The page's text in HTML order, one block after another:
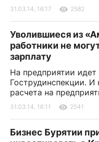
31.03.14, 16:17 2582
Уволившиеся из
работники не
зарплату
На предприятии идет
Гострудинспекции. И
расчета на
31.03.14, 16:11 2541
Бизнес Бурятии